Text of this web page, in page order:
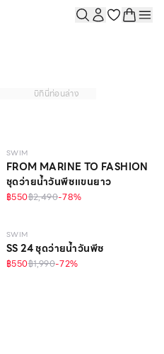
บิกินี่ท่อนล่าง
SWIM
FROM MARINE TO FASHION
ชุดว่ายน้ำวันพีซแขนยาว
฿550฿2,490-78%
SWIM
SS 24 ชุดว่ายน้ำวันพีซ
฿550฿1,990-72%